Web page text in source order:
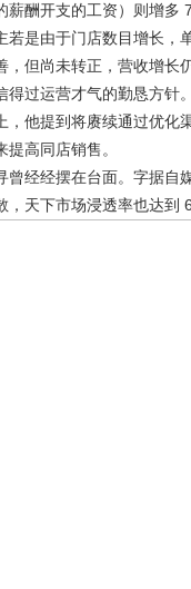
薪酬开支的工资）则增多
是由于门店数目增长
，但尚未转正，营收增长
过运营才气的勤恳方
他提到将赓续通过优
高同店销售。
经经摆在台面。字据
，天下市场浸透率也达到